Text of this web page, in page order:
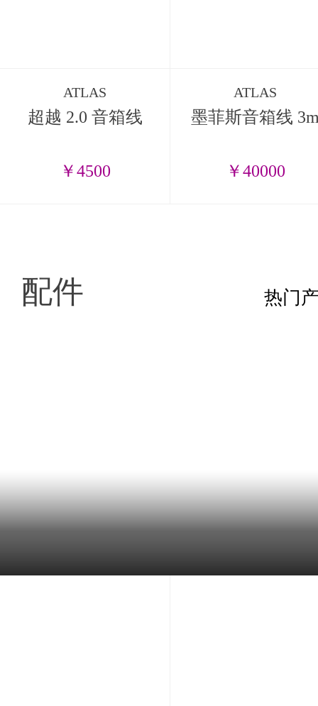
ATLAS
超越 2.0 音箱线
￥4500
ATLAS
墨菲斯音箱线
￥40000
配件 热门